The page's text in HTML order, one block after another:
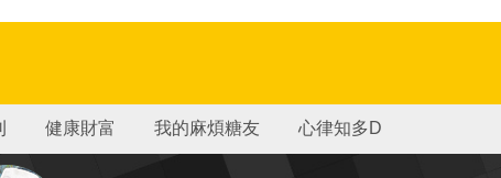
健康財富 我的麻煩糖友 心律知多D